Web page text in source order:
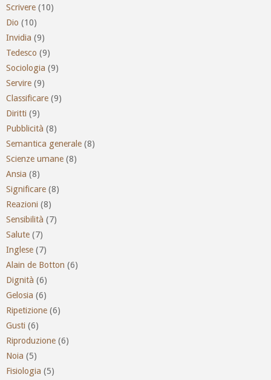
Scrivere (10)
Dio (10)
Invidia (9)
Tedesco (9)
Sociologia (9)
Servire (9)
Classificare (9)
Diritti (9)
Pubblicità (8)
Semantica generale (8)
Scienze umane (8)
Ansia (8)
Significare (8)
Reazioni (8)
Sensibilità (7)
Salute (7)
Inglese (7)
Alain de Botton (6)
Dignità (6)
Gelosia (6)
Ripetizione (6)
Gusti (6)
Riproduzione (6)
Noia (5)
Fisiologia (5)